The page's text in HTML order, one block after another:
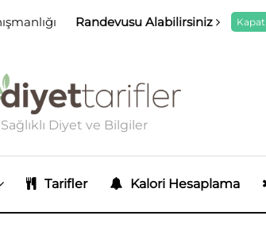
Randevusu Alabilirsiniz Kapat
Sağlıklı Diyet ve Bilgiler
Tarifler Kalori Hesaplama